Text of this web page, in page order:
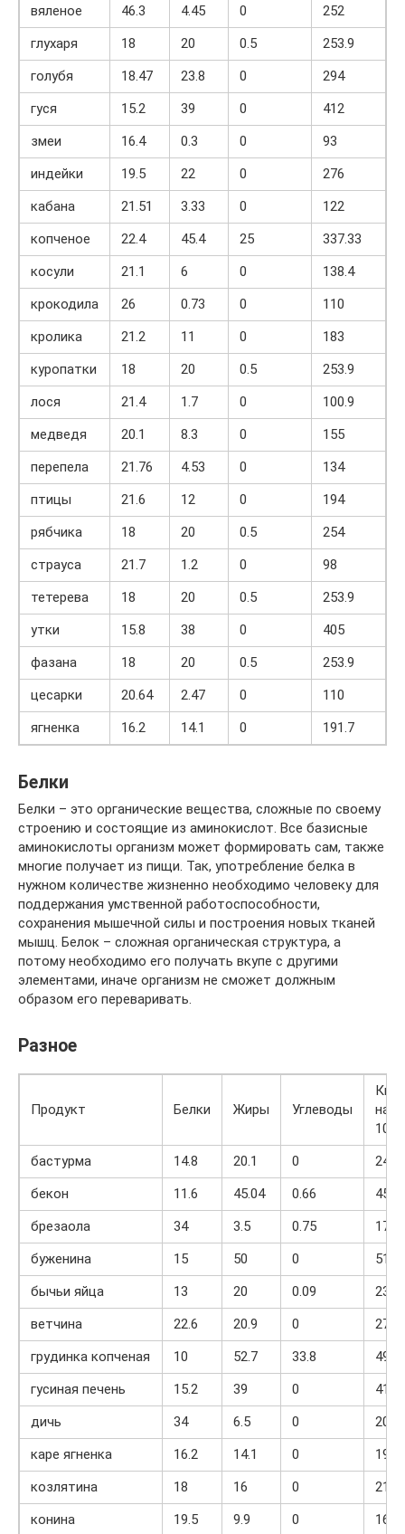
вяленое
46.3 4.45 0
252
глухаря
18 20 0.5
253.9
голубя
18.47 23.8 0
294
гуся
15.2 39 0
412
змеи
16.4 0.3 0
93
индейки
19.5 22 0
276
кабана
21.51 3.33 0
122
копченое
22.4 45.4 25
337.33
косули
21.1 6 0
138.4
крокодила
26 0.73 0
110
кролика
21.2 11 0
183
куропатки
18 20 0.5
253.9
лося
21.4 1.7 0
100.9
медведя
20.1 8.3 0
155
перепела
21.76 4.53 0
134
птицы
21.6 12 0
194
рябчика
18 20 0.5
254
страуса
21.7 1.2 0
98
тетерева
18 20 0.5
253.9
утки
15.8 38 0
405
фазана
18 20 0.5
253.9
цесарки
20.64 2.47 0
110
ягненка
16.2 14.1 0 191.7
Белки
Белки – это органические вещества, сложные по своему
строению и состоящие из аминокислот. Все базисные
аминокислоты организм может формировать сам, также
многие получает из пищи. Так, употребление белка в
нужном количестве жизненно необходимо человеку для
поддержания умственной работоспособности,
сохранения мышечной силы и построения новых тканей
мышц. Белок – сложная органическая структура, а
потому необходимо его получать вкупе с другими
элементами, иначе организм не сможет должным
образом его переваривать.
Разное
Продукт Белки Жиры Углеводы
Ккал
на
100
бастурма
14.8 20.1 0
240
бекон
11.6 45.04 0.66
458
брезаола
34 3.5 0.75
буженина
15 50 0
510
бычьи яйца
13 20 0.09
230
ветчина
22.6 20.9 0
грудинка копченая
10 52.7 33.8
494
гусиная печень
15.2 39 0
дичь
34 6.5 0
200
каре ягненка
16.2 14.1 0
козлятина
18 16 0
216
конина
19.5 9.9 0